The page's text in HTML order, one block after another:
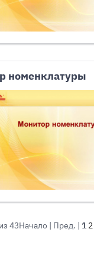
номенклатуры
43Начало | Пред. | 1 2